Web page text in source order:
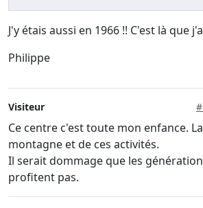
J'y étais aussi en 1966 !! C'est là que
Philippe
Visiteur
Ce centre c'est toute mon enfance.
montagne et de ces activités.
Il serait dommage que les
profitent pas.